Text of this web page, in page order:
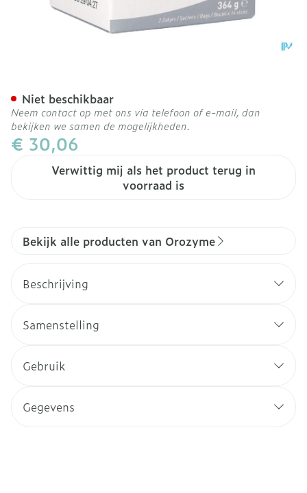
€ 30,06
Verwittig mij als het product terug in
voorraad is
Niet beschikbaar
Neem contact op met ons via telefoon of e-mail, dan
bekijken we samen de mogelijkheden.
Bekijk alle producten van Orozyme
Beschrijving
Samenstelling
Gebruik
Gegevens